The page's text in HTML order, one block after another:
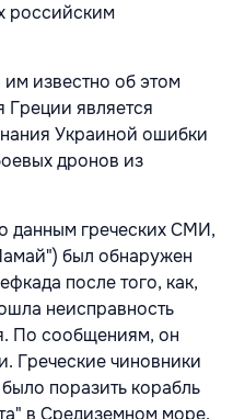
российским
известно об этом
Греции является
Украиной ошибки
дронов из
данным греческих СМИ,
был обнаружен
после того, как,
неисправность
По сообщениям, он
Греческие чиновники
поразить корабль
в Средиземном море.